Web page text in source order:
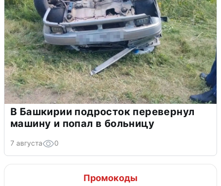
В Башкирии подросток перевернул
машину и попал в больницу
7 августа 0
Промокоды